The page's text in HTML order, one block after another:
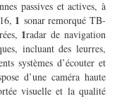
passives et actives, à
1 sonar remorqué TB-
1radar de navigation
incluant des leurres,
systèmes d’écouter et
d’une caméra haute
visuelle et la qualité